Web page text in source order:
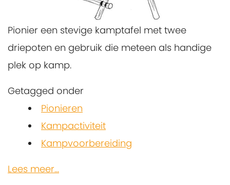
Pionier een stevige kamptafel met twee
driepoten en gebruik die meteen als handige
plek op kamp.
Getagged onder
Pionieren
Kampactiviteit
Kampvoorbereiding
Lees meer...